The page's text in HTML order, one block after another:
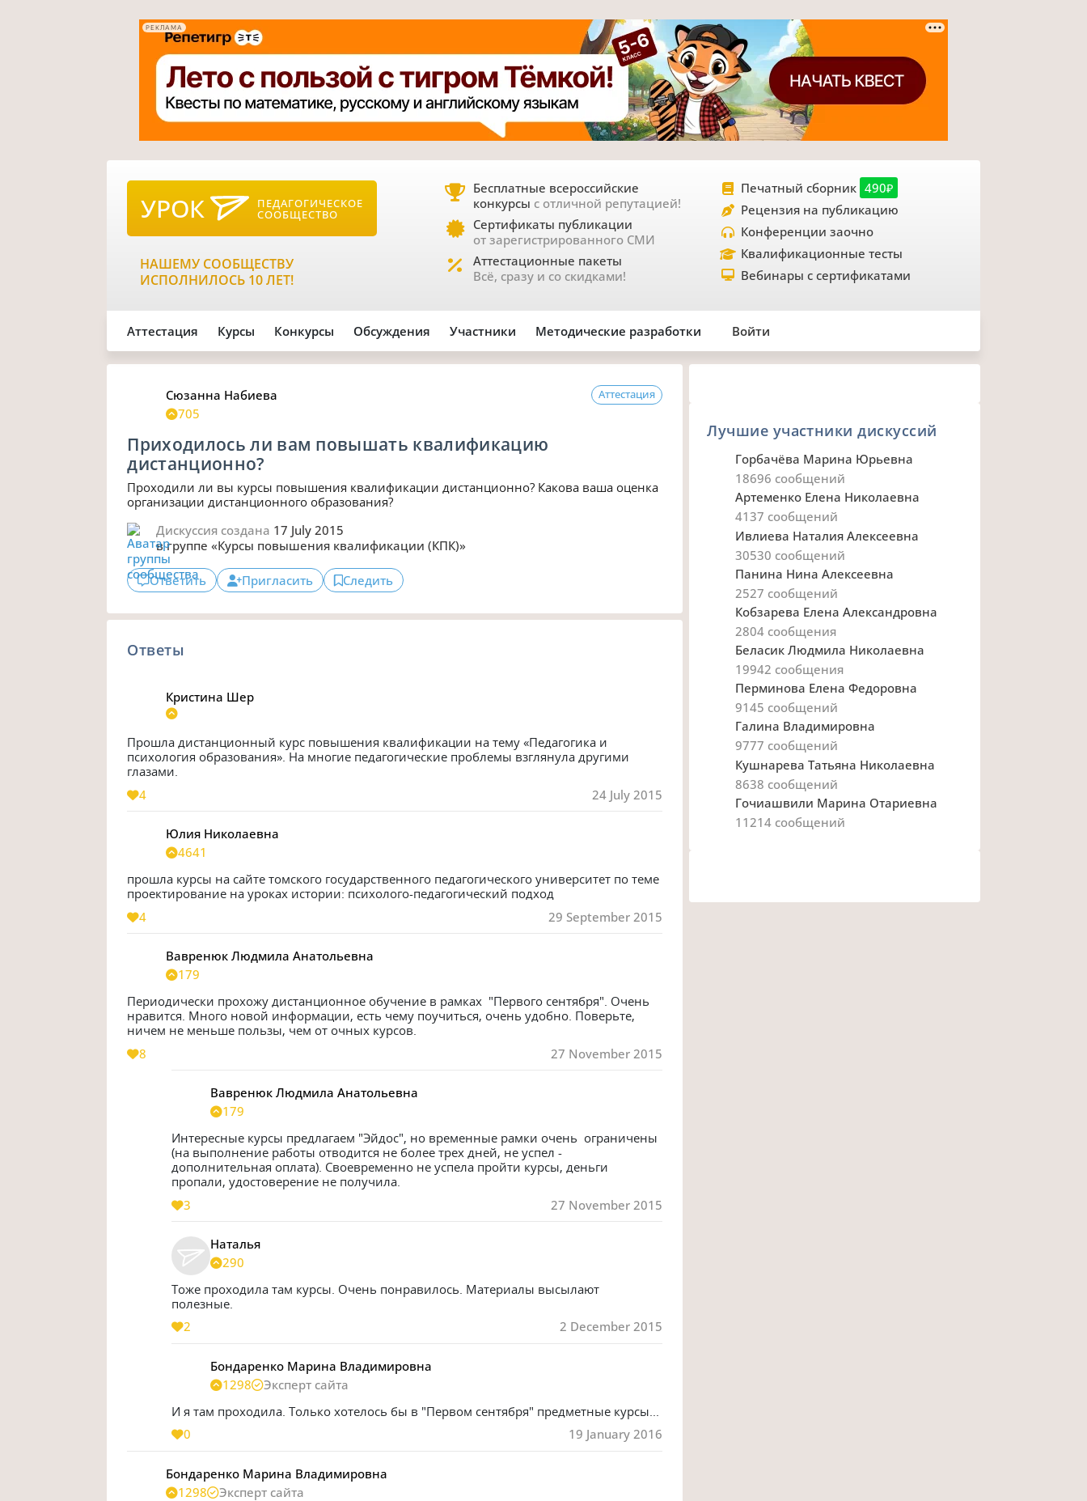
РЕКЛАМА
УРОК ПЕДАГОГИЧЕСКОЕ
СООБЩЕСТВО
НАШЕМУ СООБЩЕСТВУ
ИСПОЛНИЛОСЬ 10 ЛЕТ!
Бесплатные всероссийские
конкурсы с отличной репутацией!
Сертификаты публикации
от зарегистрированного СМИ
Аттестационные пакеты
Всё, сразу и со скидками!
Печатный сборник 490₽
Рецензия на публикацию
Конференции заочно
Квалификационные тесты
Вебинары с сертификатами
Аттестация Курсы Конкурсы Обсуждения Участники Методические разработки Войти
Сюзанна Набиева
705
Аттестация
Приходилось ли вам повышать квалификацию
дистанционно?
Проходили ли вы курсы повышения квалификации дистанционно? Какова ваша оценка
организации дистанционного образования?
Дискуссия создана 17 July 2015
в группе «Курсы повышения квалификации (КПК)»
Ответить Пригласить Следить
Ответы
Кристина Шер
Прошла дистанционный курс повышения квалификации на тему «Педагогика и
психология образования». На многие педагогические проблемы взглянула другими
глазами.
4
24 July 2015
Юлия Николаевна
4641
прошла курсы на сайте томского государственного педагогического университет по теме
проектирование на уроках истории: психолого-педагогический подход
4
29 September 2015
Вавренюк Людмила Анатольевна
179
Периодически прохожу дистанционное обучение в рамках  "Первого сентября". Очень
нравится. Много новой информации, есть чему поучиться, очень удобно. Поверьте,
ничем не меньше пользы, чем от очных курсов.
8
27 November 2015
Вавренюк Людмила Анатольевна
179
Интересные курсы предлагаем "Эйдос", но временные рамки очень  ограничены
(на выполнение работы отводится не более трех дней, не успел -
дополнительная оплата). Своевременно не успела пройти курсы, деньги
пропали, удостоверение не получила.
3
27 November 2015
Наталья
290
Тоже проходила там курсы. Очень понравилось. Материалы высылают
полезные.
2
2 December 2015
Бондаренко Марина Владимировна
1298
Эксперт сайта
И я там проходила. Только хотелось бы в "Первом сентября" предметные курсы...
0
19 January 2016
Бондаренко Марина Владимировна
1298
Эксперт сайта
Лучшие участники дискуссий
Горбачёва Марина Юрьевна
18696 сообщений
Артеменко Елена Николаевна
4137 сообщений
Ивлиева Наталия Алексеевна
30530 сообщений
Панина Нина Алексеевна
2527 сообщений
Кобзарева Елена Александровна
2804 сообщения
Беласик Людмила Николаевна
19942 сообщения
Перминова Елена Федоровна
9145 сообщений
Галина Владимировна
9777 сообщений
Кушнарева Татьяна Николаевна
8638 сообщений
Гочиашвили Марина Отариевна
11214 сообщений